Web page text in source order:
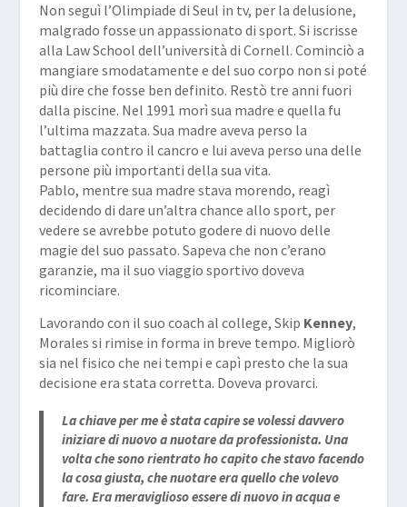
Non seguì l’Olimpiade di Seul in tv, per la delusione,
malgrado fosse un appassionato di sport. Si iscrisse
alla Law School dell’università di Cornell. Cominciò a
mangiare smodatamente e del suo corpo non si poté
più dire che fosse ben definito. Restò tre anni fuori
dalla piscine. Nel 1991 morì sua madre e quella fu
l’ultima mazzata. Sua madre aveva perso la
battaglia contro il cancro e lui aveva perso una delle
persone più importanti della sua vita.
Pablo, mentre sua madre stava morendo, reagì
decidendo di dare un’altra chance allo sport, per
vedere se avrebbe potuto godere di nuovo delle
magie del suo passato. Sapeva che non c’erano
garanzie, ma il suo viaggio sportivo doveva
ricominciare.
Lavorando con il suo coach al college, Skip Kenney,
Morales si rimise in forma in breve tempo. Migliorò
sia nel fisico che nei tempi e capì presto che la sua
decisione era stata corretta. Doveva provarci.
La chiave per me è stata capire se volessi davvero
iniziare di nuovo a nuotare da professionista. Una
volta che sono rientrato ho capito che stavo facendo
la cosa giusta, che nuotare era quello che volevo
fare. Era meraviglioso essere di nuovo in acqua e